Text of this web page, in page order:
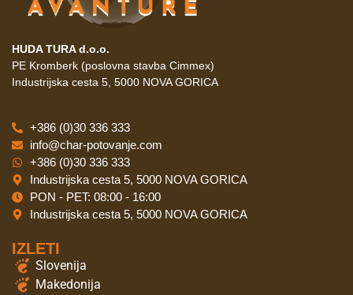
HUDA TURA d.o.o.
PE Kromberk (poslovna stavba Cimmex)
Industrijska cesta 5, 5000 NOVA GORICA
+386 (0)30 336 333
info@char-potovanje.com
+386 (0)30 336 333
Industrijska cesta 5, 5000 NOVA GORICA
PON - PET: 08:00 - 16:00
Industrijska cesta 5, 5000 NOVA GORICA
IZLETI
Slovenija
Makedonija